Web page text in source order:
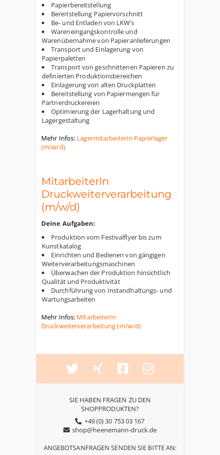
Papierbereitstellung
Bereitstellung Papiervorschnitt
Be- und Entladen von LKW‘s
Wareneingangskontrolle und
Warenübernahme von Papieranlieferungen
Transport und Einlagerung von
Papierpaletten
Transport von geschnittenen Papieren zu
definierten Produktionsbereichen
Einlagerung von alten Druckplatten
Bereitstellung von Papiermengen für
Partnerdruckereien
Optimierung der Lagerhaltung und
Lagergestaltung
Mehr Infos: LagermitarbeiterIn Papierlager
(m/w/d)
MitarbeiterIn
Druckweiterverarbeitung
(m/w/d)
Deine Aufgaben:
Produktion vom Festivalflyer bis zum
Kunstkatalog
Einrichten und Bedienen von gängigen
Weiterverarbeitungsmaschinen
Überwachen der Produktion hinsichtlich
Qualität und Produktivität
Durchführung von Instandhaltungs- und
Wartungsarbeiten
Mehr Infos: MitarbeiterIn
Druckweiterverarbeitung (m/w/d)
SIE HABEN FRAGEN ZU DEN
SHOPPRODUKTEN?
+49 (0) 30 753 03 167
shop@heenemann-druck.de
ANGEBOTSANFRAGEN SENDEN SIE BITTE AN: